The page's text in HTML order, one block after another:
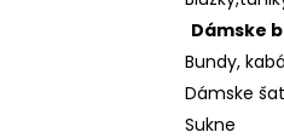
Dámske
Bundy,
Dámske
Sukne
KOŠEĽOVÁ
PRÍJEMNEJ